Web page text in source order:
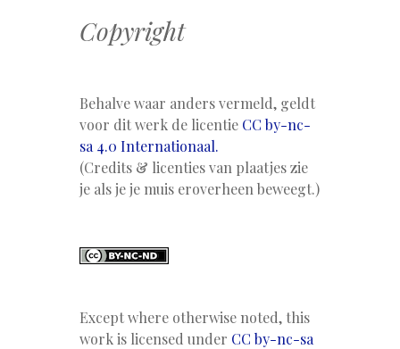
Copyright
Behalve waar anders vermeld, geldt
voor dit werk de licentie CC by-nc-
sa 4.0 Internationaal.
(Credits & licenties van plaatjes zie
je als je je muis eroverheen beweegt.)
Except where otherwise noted, this
work is licensed under CC by-nc-sa